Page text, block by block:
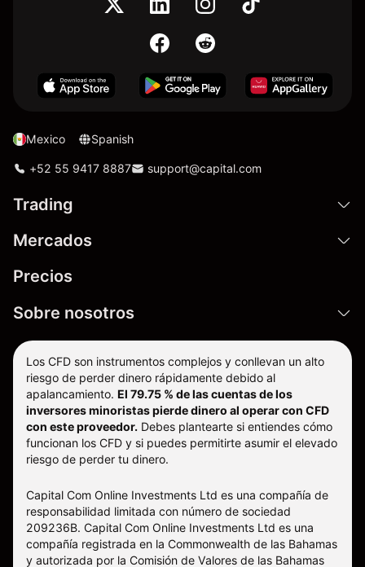
Mexico Spanish
+52 55 9417 8887 support@capital.com
Trading
Mercados
Precios
Sobre nosotros
Los CFD son instrumentos complejos y conllevan un alto
riesgo de perder dinero rápidamente debido al
apalancamiento. El 79.75 % de las cuentas de los
inversores minoristas pierde dinero al operar con CFD
con este proveedor. Debes plantearte si entiendes cómo
funcionan los CFD y si puedes permitirte asumir el elevado
riesgo de perder tu dinero.
Capital Com Online Investments Ltd es una compañía de
responsabilidad limitada con número de sociedad
209236B. Capital Com Online Investments Ltd es una
compañía registrada en la Commonwealth de las Bahamas
y autorizada por la Comisión de Valores de las Bahamas